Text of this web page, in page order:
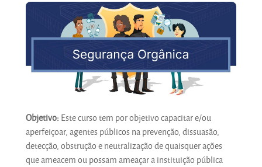
Objetivo: Este curso tem por objetivo capacitar e/ou
aperfeiçoar, agentes públicos na prevenção, dissuasão,
detecção, obstrução e neutralização de quaisquer ações
que ameacem ou possam ameaçar a instituição pública